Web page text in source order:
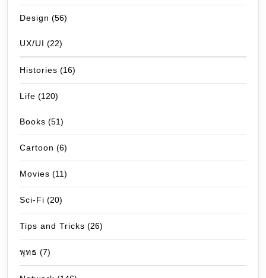
Design (56)
UX/UI (22)
Histories (16)
Life (120)
Books (51)
Cartoon (6)
Movies (11)
Sci-Fi (20)
Tips and Tricks (26)
พุทธ (7)